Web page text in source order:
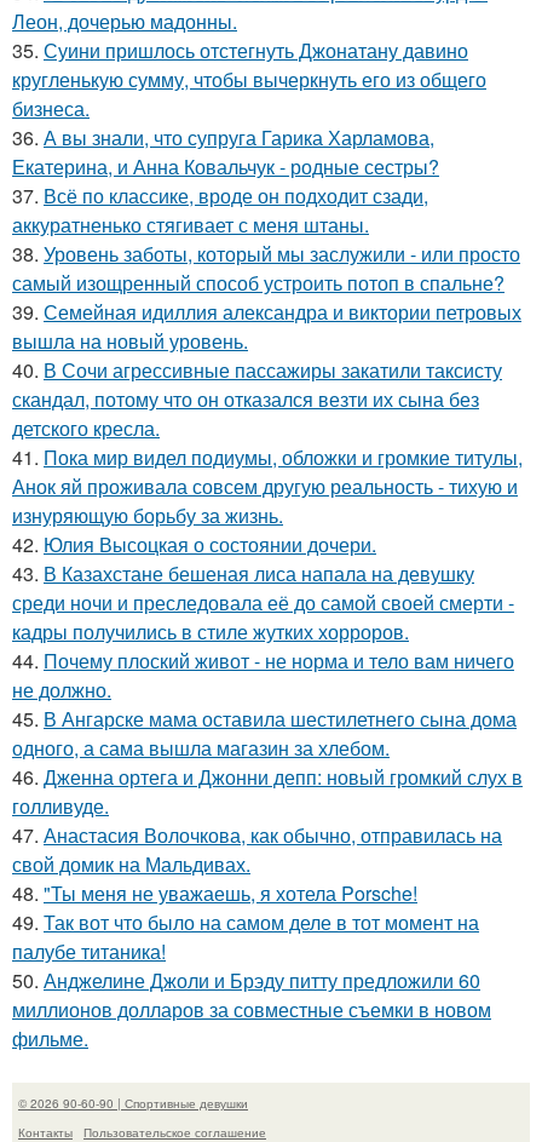
Леон, дочерью мадонны.
35. Суини пришлось отстегнуть Джонатану давино
кругленькую сумму, чтобы вычеркнуть его из общего
бизнеса.
36. А вы знали, что супруга Гарика Харламова,
Екатерина, и Анна Ковальчук - родные сестры?
37. Всё по классике, вроде он подходит сзади,
аккуратненько стягивает с меня штаны.
38. Уровень заботы, который мы заслужили - или просто
самый изощренный способ устроить потоп в спальне?
39. Семейная идиллия александра и виктории петровых
вышла на новый уровень.
40. В Сочи агрессивные пассажиры закатили таксисту
скандал, потому что он отказался везти их сына без
детского кресла.
41. Пока мир видел подиумы, обложки и громкие титулы,
Анок яй проживала совсем другую реальность - тихую и
изнуряющую борьбу за жизнь.
42. Юлия Высоцкая о состоянии дочери.
43. В Казахстане бешеная лиса напала на девушку
среди ночи и преследовала её до самой своей смерти -
кадры получились в стиле жутких хорроров.
44. Почему плоский живот - не норма и тело вам ничего
не должно.
45. В Ангарске мама оставила шестилетнего сына дома
одного, а сама вышла магазин за хлебом.
46. Дженна ортега и Джонни депп: новый громкий слух в
голливуде.
47. Анастасия Волочкова, как обычно, отправилась на
свой домик на Мальдивах.
48. "Ты меня не уважаешь, я хотела Porsche!
49. Так вот что было на самом деле в тот момент на
палубе титаника!
50. Анджелине Джоли и Брэду питту предложили 60
миллионов долларов за совместные съемки в новом
фильме.
© 2026 90-60-90 | Спортивные девушки
Контакты
Пользовательское соглашение